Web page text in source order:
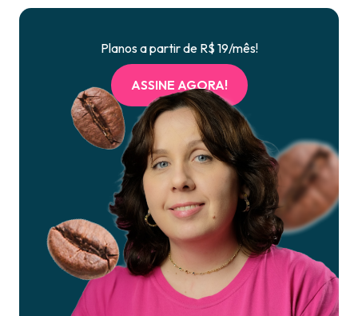
Planos a partir de R$ 19/mês!
ASSINE AGORA!